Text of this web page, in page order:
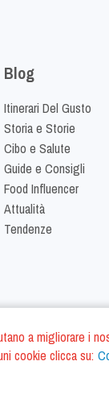
a migliorare i
cookie clicca su:
Blog
Itinerari Del Gusto
Storia e Storie
Cibo e Salute
Guide e Consigli
Food Influencer
Attualità
Tendenze
S.r.l. - P.IVA